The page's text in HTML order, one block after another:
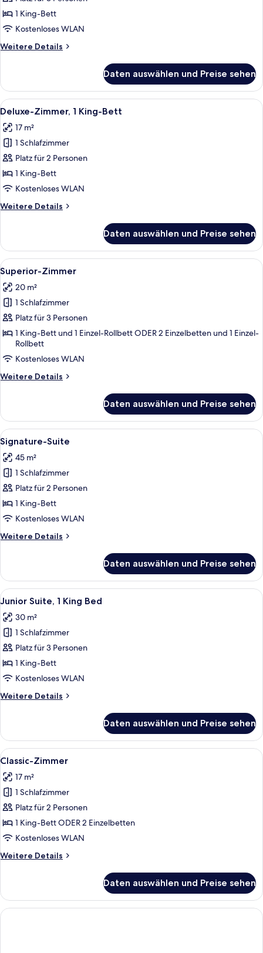
1 King-Bett
Kostenloses WLAN
Weitere Details
Weitere
Daten auswählen und Preise sehen
Alle
Fotos
für
Deluxe-
Zimmer,
1 King-
Bett
Ein Hotelzimmer mit einem großen
3
Deluxe-Zimmer, 1 King-Bett
17 m²
1 Schlafzimmer
Platz für 2 Personen
1 King-Bett
Kostenloses WLAN
Weitere Details
Weitere
Zimmer,
1 King-
Bett
Daten auswählen und Preise sehen
Alle
Fotos
für
Superior-
Zimmer
anzeigen
Ein Hotelzimmer mit einem großen
4
Superior-Zimmer
20 m²
1 Schlafzimmer
Platz für 3 Personen
1 King-Bett und 1 Einzel-Rollbett ODER 2 Einzelbetten und 1 Einzel-
Rollbett
Kostenloses WLAN
Weitere Details
Weitere
Zimmer
Daten auswählen und Preise sehen
Alle
Fotos
für
Signature-
Suite
anzeigen
Ein modernes Wohnzimmer mit
3
Signature-Suite
45 m²
1 Schlafzimmer
Platz für 2 Personen
1 King-Bett
Kostenloses WLAN
Weitere Details
Weitere
Suite
Daten auswählen und Preise sehen
Alle
Fotos
für
Junior
Suite,
1
King
anzeigen
Ein Hotelzimmer mit einem Bett,
2
Junior Suite, 1 King Bed
30 m²
1 Schlafzimmer
Platz für 3 Personen
1 King-Bett
Kostenloses WLAN
Weitere Details
Weitere
Suite,
King
Daten auswählen und Preise sehen
Alle
Fotos
für
Classic-
Zimmer
anzeigen
Ein Hotelzimmer mit Bett,
4
Classic-Zimmer
17 m²
1 Schlafzimmer
Platz für 2 Personen
1 King-Bett ODER 2 Einzelbetten
Kostenloses WLAN
Weitere Details
Weitere
Zimmer
Daten auswählen und Preise sehen